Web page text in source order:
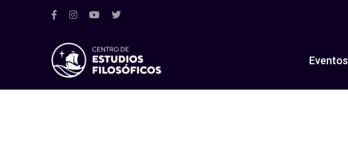
Eventos